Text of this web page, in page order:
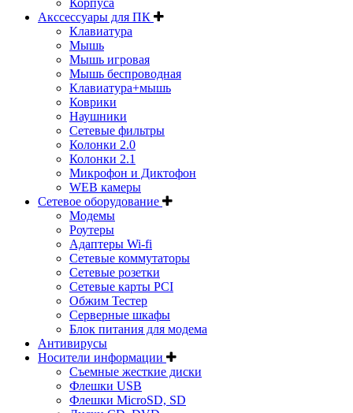
Акссессуары для ПК
Клавиатура
Мышь
Мышь игровая
Мышь беспроводная
Клавиатура+мышь
Коврики
Наушники
Сетевые фильтры
Колонки 2.0
Колонки 2.1
Микрофон и Диктофон
WEB камеры
Сетевое оборудование
Модемы
Роутеры
Адаптеры Wi-fi
Сетевые коммутаторы
Сетевые розетки
Сетевые карты PCI
Обжим Тестер
Серверные шкафы
Блок питания для модема
Антивирусы
Носители информации
Съемные жесткие диски
Флешки USB
Флешки MicroSD, SD